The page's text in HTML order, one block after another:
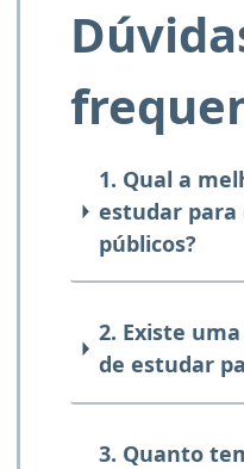
1. Qual a
estudar para
públicos?
2. Existe
de estudar
3. Quanto